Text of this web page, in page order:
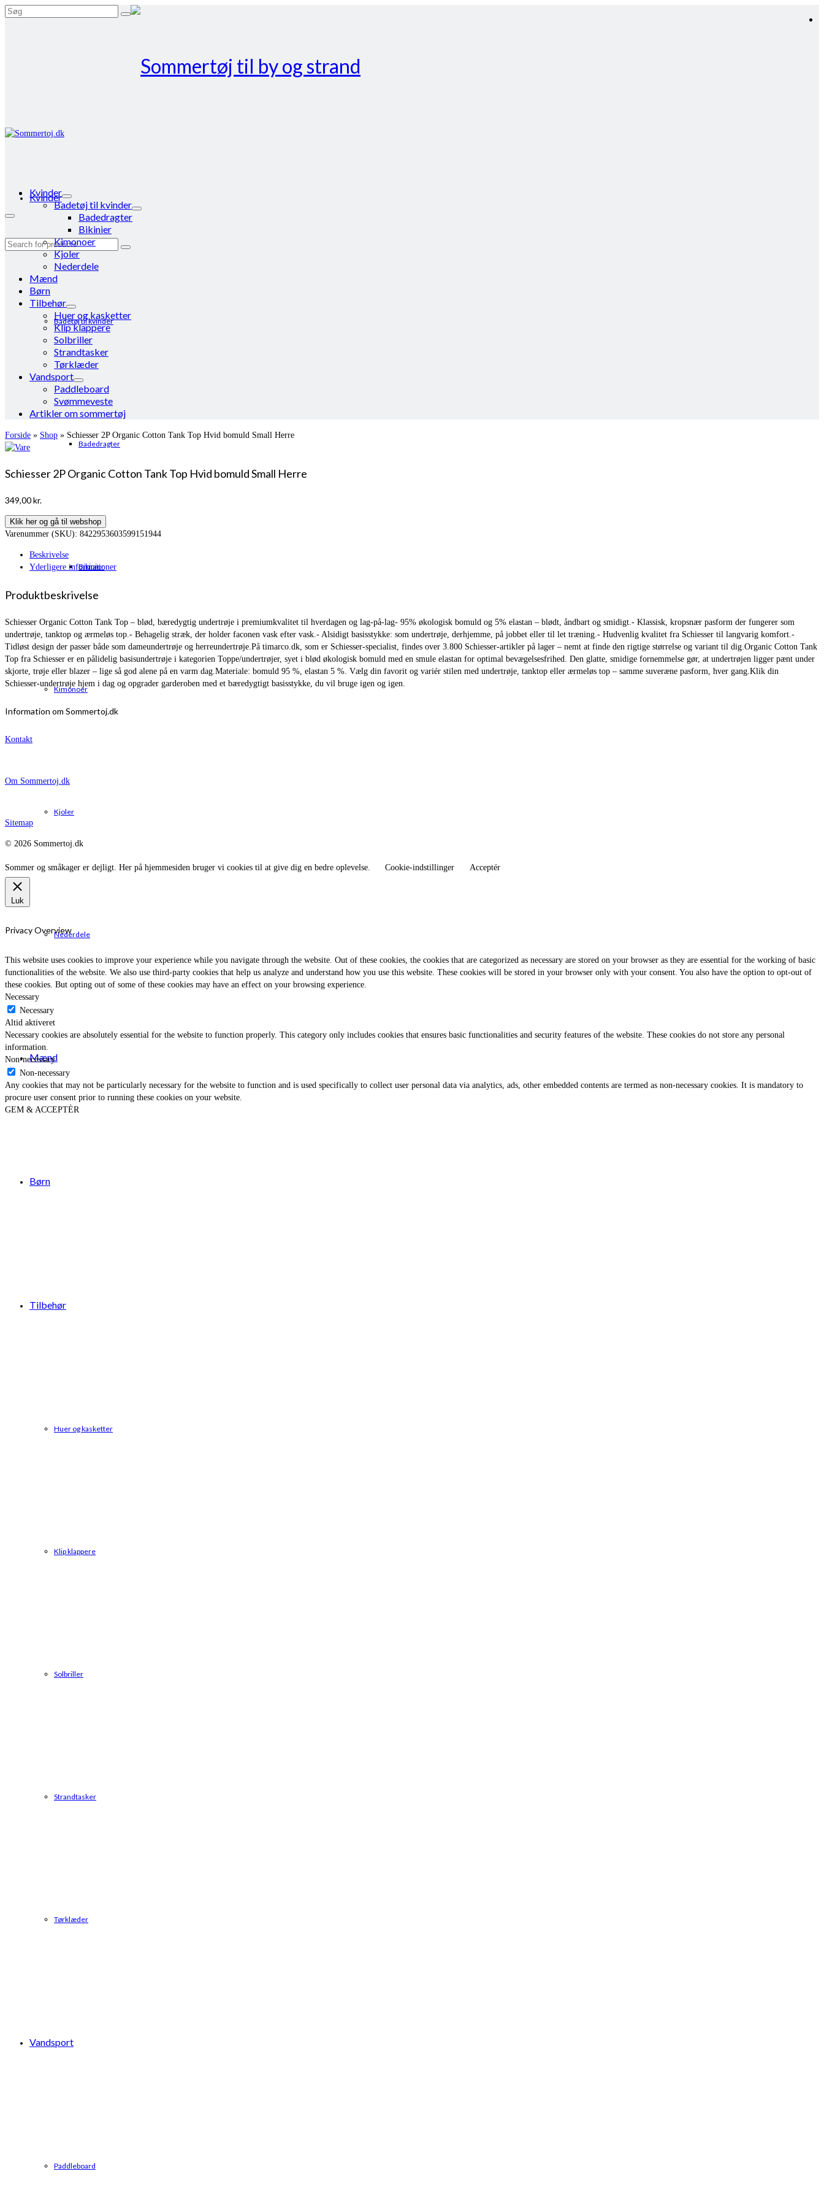
Search
Kvinder
Badetøj til kvinder
Badedragter
Bikinier
Kimonoer
Kjoler
Nederdele
Mænd
Børn
Tilbehør
Huer og kasketter
Klip klappere
Solbriller
Strandtasker
Tørklæder
Vandsport
Paddleboard
Search
Kvinder
Badetøj til kvinder
Badedragter
Bikinier
Kimonoer
Kjoler
Nederdele
Mænd
Børn
Tilbehør
Huer og kasketter
Klip klappere
Solbriller
Strandtasker
Tørklæder
Vandsport
Paddleboard
Svømmeveste
Artikler om sommertøj
Forside » Shop » Schiesser 2P Organic Cotton Tank Top Hvid bomuld Small Herre
Schiesser 2P Organic Cotton Tank Top Hvid bomuld Small Herre
349,00kr.
Klik her og gå til webshop
Varenummer (SKU): 8422953603599151944
Beskrivelse
Yderligere informationer
Produktbeskrivelse
Schiesser Organic Cotton Tank Top – blød, bæredygtig undertrøje i premiumkvalitet til hverdagen og lag‑på‑lag- 95% økologisk bomuld og 5% elastan – blødt, åndbart og smidigt.- Klassisk, kropsnær pasform der fungerer som
undertrøje, tanktop og ærmeløs top.- Behagelig stræk, der holder faconen vask efter vask.- Alsidigt basisstykke: som undertrøje, derhjemme, på jobbet eller til let træning.- Hudvenlig kvalitet fra Schiesser til langvarig komfort.-
Tidløst design der passer både som dameundertrøje og herreundertrøje.På timarco.dk, som er Schiesser‑specialist, findes over 3.800 Schiesser‑artikler på lager – nemt at finde den rigtige størrelse og variant til dig.Organic Cotton Tank
Top fra Schiesser er en pålidelig basisundertrøje i kategorien Toppe/undertrøjer, syet i blød økologisk bomuld med en smule elastan for optimal bevægelsesfrihed. Den glatte, smidige fornemmelse gør, at undertrøjen ligger pænt under
skjorte, trøje eller blazer – lige så god alene på en varm dag.Materiale: bomuld 95 %, elastan 5 %. Vælg din favorit og variér stilen med undertrøje, tanktop eller ærmeløs top – samme suveræne pasform, hver gang.Klik din
Schiesser‑undertrøje hjem i dag og opgrader garderoben med et bæredygtigt basisstykke, du vil bruge igen og igen.
Information om Sommertoj.dk
Kontakt
Om Sommertoj.dk
Sitemap
© 2026 Sommertoj.dk
Sommer og småkager er dejligt. Her på hjemmesiden bruger vi cookies til at give dig en bedre oplevelse. Cookie-indstillinger Acceptér
Luk
Privacy Overview
This website uses cookies to improve your experience while you navigate through the website. Out of these cookies, the cookies that are categorized as necessary are stored on your browser as they are essential for the working of basic
functionalities of the website. We also use third-party cookies that help us analyze and understand how you use this website. These cookies will be stored in your browser only with your consent. You also have the option to opt-out of
these cookies. But opting out of some of these cookies may have an effect on your browsing experience.
Necessary
Necessary
Altid aktiveret
Necessary cookies are absolutely essential for the website to function properly. This category only includes cookies that ensures basic functionalities and security features of the website. These cookies do not store any personal
information.
Non-necessary
Non-necessary
Any cookies that may not be particularly necessary for the website to function and is used specifically to collect user personal data via analytics, ads, other embedded contents are termed as non-necessary cookies. It is mandatory to
procure user consent prior to running these cookies on your website.
GEM & ACCEPTÈR